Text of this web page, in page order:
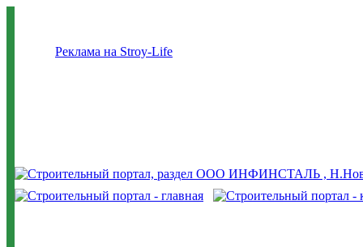
Реклама на Stroy-Life